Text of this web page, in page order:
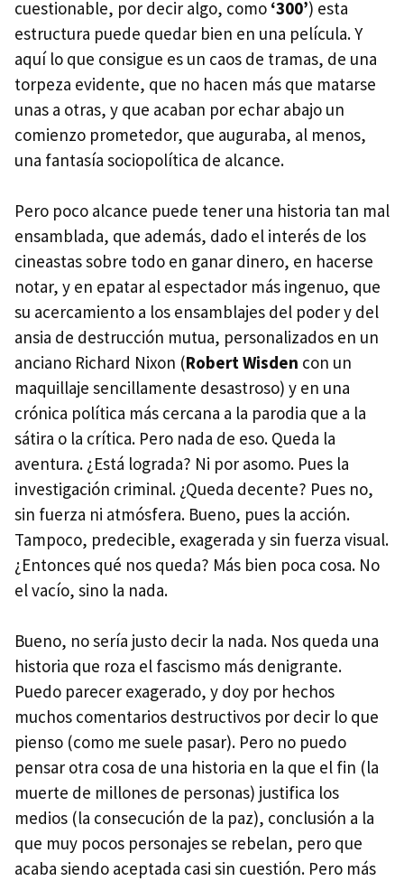
cuestionable, por decir algo, como ‘300’) esta
estructura puede quedar bien en una película. Y
aquí lo que consigue es un caos de tramas, de una
torpeza evidente, que no hacen más que matarse
unas a otras, y que acaban por echar abajo un
comienzo prometedor, que auguraba, al menos,
una fantasía sociopolítica de alcance.
Pero poco alcance puede tener una historia tan mal
ensamblada, que además, dado el interés de los
cineastas sobre todo en ganar dinero, en hacerse
notar, y en epatar al espectador más ingenuo, que
su acercamiento a los ensamblajes del poder y del
ansia de destrucción mutua, personalizados en un
anciano Richard Nixon (Robert Wisden con un
maquillaje sencillamente desastroso) y en una
crónica política más cercana a la parodia que a la
sátira o la crítica. Pero nada de eso. Queda la
aventura. ¿Está lograda? Ni por asomo. Pues la
investigación criminal. ¿Queda decente? Pues no,
sin fuerza ni atmósfera. Bueno, pues la acción.
Tampoco, predecible, exagerada y sin fuerza visual.
¿Entonces qué nos queda? Más bien poca cosa. No
el vacío, sino la nada.
Bueno, no sería justo decir la nada. Nos queda una
historia que roza el fascismo más denigrante.
Puedo parecer exagerado, y doy por hechos
muchos comentarios destructivos por decir lo que
pienso (como me suele pasar). Pero no puedo
pensar otra cosa de una historia en la que el fin (la
muerte de millones de personas) justifica los
medios (la consecución de la paz), conclusión a la
que muy pocos personajes se rebelan, pero que
acaba siendo aceptada casi sin cuestión. Pero más